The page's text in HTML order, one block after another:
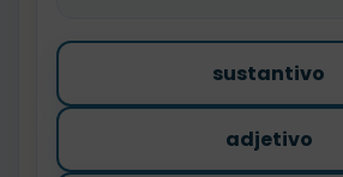
sustantivo
adjetivo